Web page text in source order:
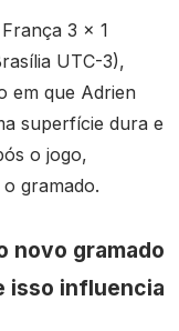
3 x 1
UTC-3),
em que Adrien
superfície dura e
o jogo,
gramado.
novo gramado
isso influencia